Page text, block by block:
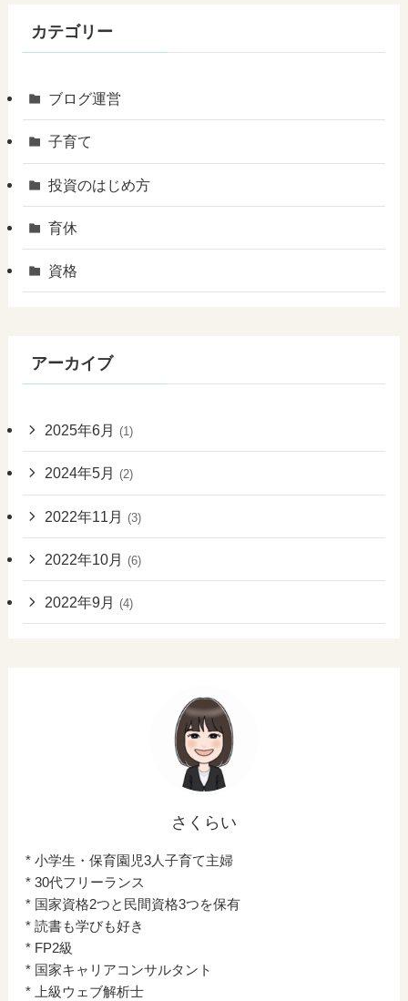
カテゴリー
ブログ運営
子育て
投資のはじめ方
育休
資格
アーカイブ
2025年6月 (1)
2024年5月 (2)
2022年11月 (3)
2022年10月 (6)
2022年9月 (4)
さくらい
* 小学生・保育園児3人子育て主婦
* 30代フリーランス
* 国家資格2つと民間資格3つを保有
* 読書も学びも好き
* FP2級
* 国家キャリアコンサルタント
* 上級ウェブ解析士